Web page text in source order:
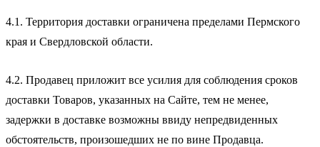
4.1. Территория доставки ограничена пределами Пермского
края и Свердловской области.
4.2. Продавец приложит все усилия для соблюдения сроков
доставки Товаров, указанных на Сайте, тем не менее,
задержки в доставке возможны ввиду непредвиденных
обстоятельств, произошедших не по вине Продавца.